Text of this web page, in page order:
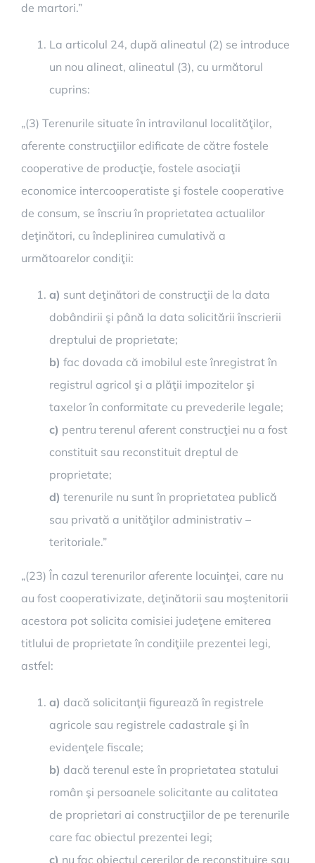
de martori.”
La articolul 24, după alineatul (2) se introduce
un nou alineat, alineatul (3), cu următorul
cuprins:
„(3) Terenurile situate în intravilanul localităţilor,
aferente construcţiilor edificate de către fostele
cooperative de producţie, fostele asociaţii
economice intercooperatiste şi fostele cooperative
de consum, se înscriu în proprietatea actualilor
deţinători, cu îndeplinirea cumulativă a
următoarelor condiţii:
a) sunt deţinători de construcţii de la data
dobândirii şi până la data solicitării înscrierii
dreptului de proprietate;
b) fac dovada că imobilul este înregistrat în
registrul agricol şi a plăţii impozitelor şi
taxelor în conformitate cu prevederile legale;
c) pentru terenul aferent construcţiei nu a fost
constituit sau reconstituit dreptul de
proprietate;
d) terenurile nu sunt în proprietatea publică
sau privată a unităţilor administrativ –
teritoriale.”
„(23) În cazul terenurilor aferente locuinţei, care nu
au fost cooperativizate, deţinătorii sau moştenitorii
acestora pot solicita comisiei judeţene emiterea
titlului de proprietate în condiţiile prezentei legi,
astfel:
a) dacă solicitanţii figurează în registrele
agricole sau registrele cadastrale şi în
evidenţele fiscale;
b) dacă terenul este în proprietatea statului
român şi persoanele solicitante au calitatea
de proprietari ai construcţiilor de pe terenurile
care fac obiectul prezentei legi;
c) nu fac obiectul cererilor de reconstituire sau